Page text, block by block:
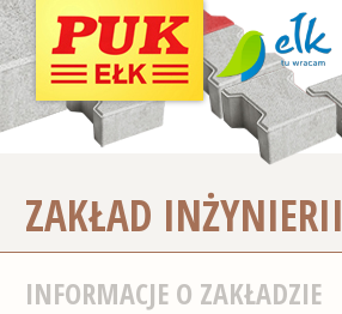
ZAKŁAD INŻYNIERII
INFORMACJE O ZAKŁADZIE